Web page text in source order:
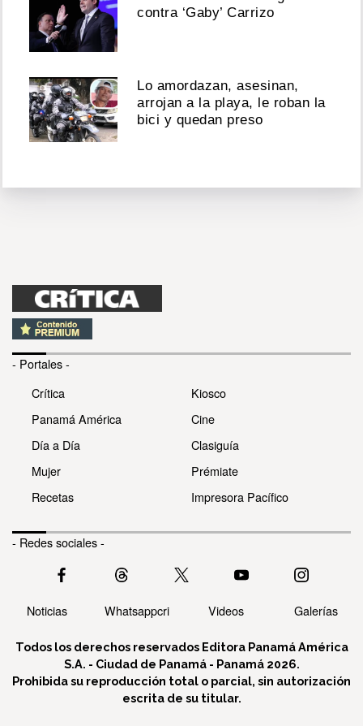
contra ‘Gaby’ Carrizo
Lo amordazan, asesinan,
arrojan a la playa, le roban la
bici y quedan preso
- Portales -
Crítica
Panamá América
Día a Día
Mujer
Recetas
Kiosco
Cine
Clasiguía
Prémiate
Impresora Pacífico
- Redes sociales -
Noticias Whatsappcri Videos Galerías
Todos los derechos reservados Editora Panamá América
S.A. - Ciudad de Panamá - Panamá 2026.
Prohibida su reproducción total o parcial, sin autorización
escrita de su titular.